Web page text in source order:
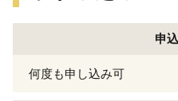
申
何度も申し込み可